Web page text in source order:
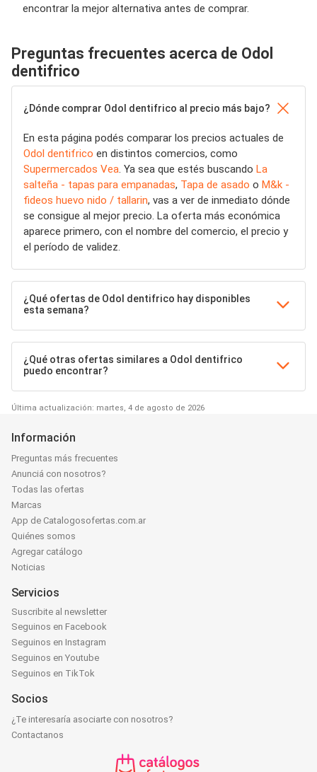
encontrar la mejor alternativa antes de comprar.
Preguntas frecuentes acerca de Odol
dentifrico
¿Dónde comprar Odol dentifrico al precio más bajo?
En esta página podés comparar los precios actuales de
Odol dentifrico en distintos comercios, como
Supermercados Vea. Ya sea que estés buscando La
salteña - tapas para empanadas, Tapa de asado o M&k -
fideos huevo nido / tallarin, vas a ver de inmediato dónde
se consigue al mejor precio. La oferta más económica
aparece primero, con el nombre del comercio, el precio y
el período de validez.
¿Qué ofertas de Odol dentifrico hay disponibles
esta semana?
¿Qué otras ofertas similares a Odol dentifrico
puedo encontrar?
Última actualización: martes, 4 de agosto de 2026
Información
Preguntas más frecuentes
Anunciá con nosotros?
Todas las ofertas
Marcas
App de Catalogosofertas.com.ar
Quiénes somos
Agregar catálogo
Noticias
Servicios
Suscribite al newsletter
Seguinos en Facebook
Seguinos en Instagram
Seguinos en Youtube
Seguinos en TikTok
Socios
¿Te interesaría asociarte con nosotros?
Contactanos